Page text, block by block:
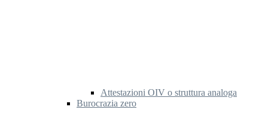
Attestazioni OIV o struttura analoga
Burocrazia zero